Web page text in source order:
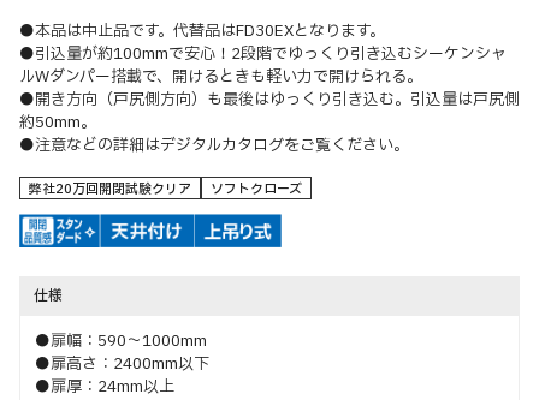
●本品は中止品です。代替品はFD30EXとなります。
●引込量が約100mmで安心！2段階でゆっくり引き込むシーケンシャ
ルWダンパー搭載で、開けるときも軽い力で開けられる。
●開き方向（戸尻側方向）も最後はゆっくり引き込む。引込量は戸尻側
約50mm。
●注意などの詳細はデジタルカタログをご覧ください。
弊社20万回開閉試験クリア ソフトクローズ
仕様
●扉幅：590～1000mm
●扉高さ：2400mm以下
●扉厚：24mm以上